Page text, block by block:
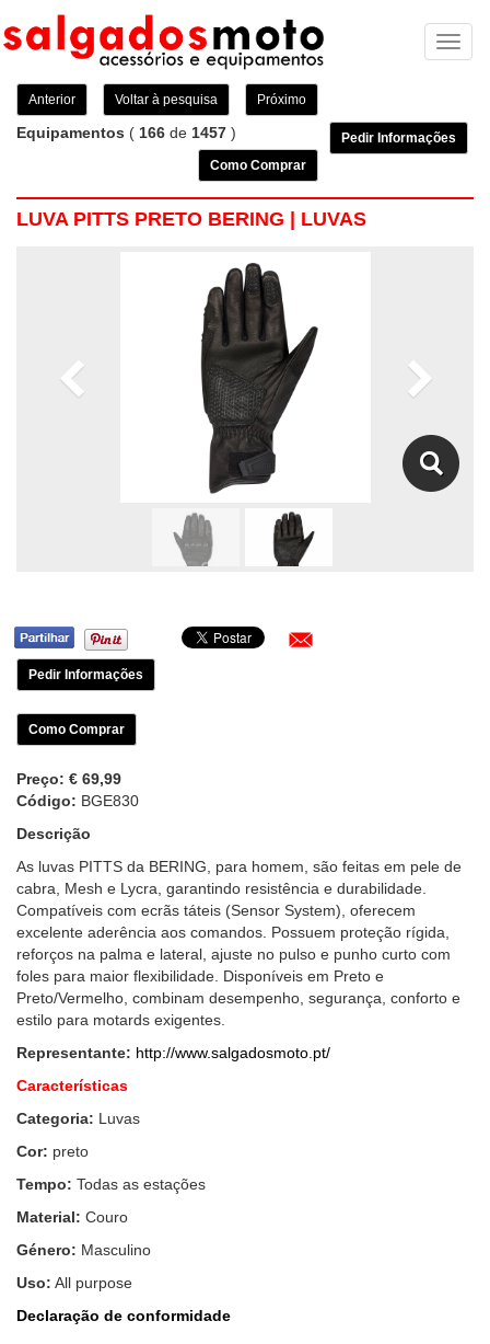
Anterior Voltar à pesquisa Próximo
Equipamentos ( 166 de 1457 )
Pedir Informações
Como Comprar
LUVA PITTS PRETO BERING | LUVAS
Pedir Informações
Como Comprar
Preço: € 69,99
Código: BGE830
Descrição
As luvas PITTS da BERING, para homem, são feitas em pele de
cabra, Mesh e Lycra, garantindo resistência e durabilidade.
Compatíveis com ecrãs táteis (Sensor System), oferecem
excelente aderência aos comandos. Possuem proteção rígida,
reforços na palma e lateral, ajuste no pulso e punho curto com
foles para maior flexibilidade. Disponíveis em Preto e
Preto/Vermelho, combinam desempenho, segurança, conforto e
estilo para motards exigentes.
Representante: http://www.salgadosmoto.pt/
Características
Categoria: Luvas
Cor: preto
Tempo: Todas as estações
Material: Couro
Género: Masculino
Uso: All purpose
Declaração de conformidade